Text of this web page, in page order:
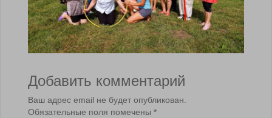
Добавить комментарий
Ваш адрес email не будет опубликован.
Обязательные поля помечены *